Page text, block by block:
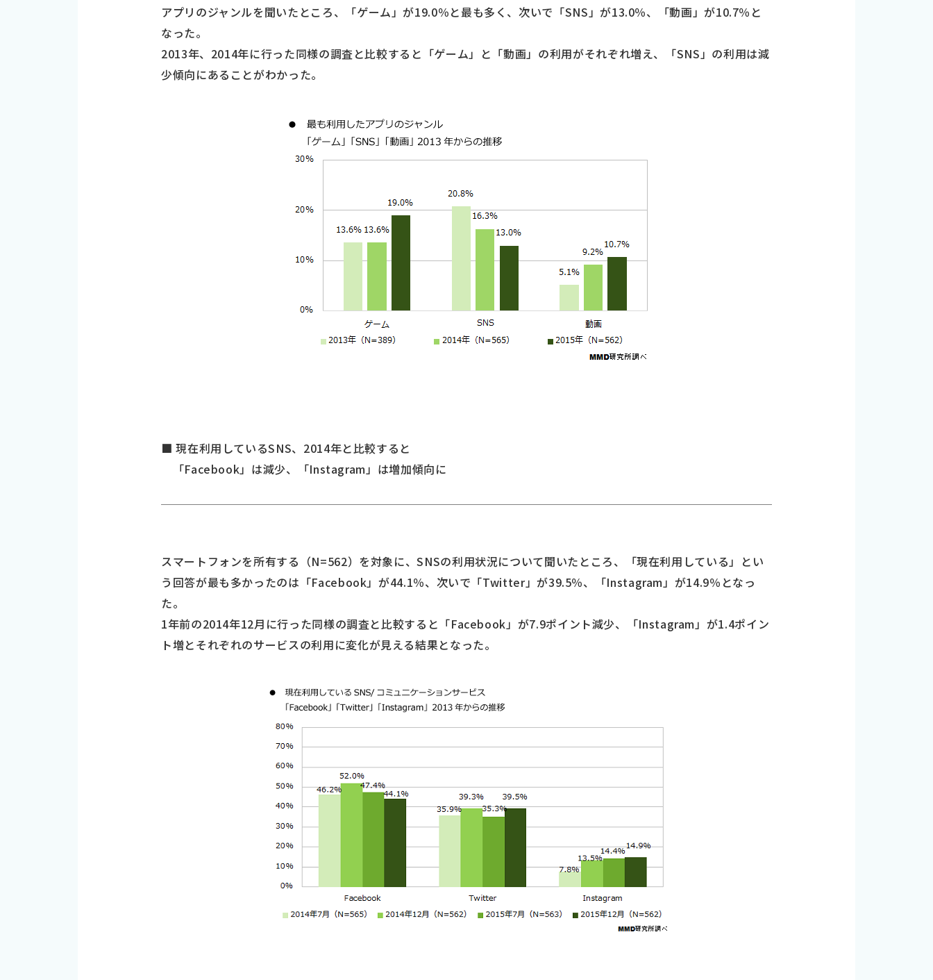
アプリのジャンルを聞いたところ、「ゲーム」が19.0％と最も多く、次いで「SNS」が13.0％、「動画」が10.7％と
なった。
2013年、2014年に行った同様の調査と比較すると「ゲーム」と「動画」の利用がそれぞれ増え、「SNS」の利用は減
少傾向にあることがわかった。
■ 現在利用しているSNS、2014年と比較すると
「Facebook」は減少、「Instagram」は増加傾向に
スマートフォンを所有する（N=562）を対象に、SNSの利用状況について聞いたところ、「現在利用している」とい
う回答が最も多かったのは「Facebook」が44.1％、次いで「Twitter」が39.5％、「Instagram」が14.9％となっ
た。
1年前の2014年12月に行った同様の調査と比較すると「Facebook」が7.9ポイント減少、「Instagram」が1.4ポイン
ト増とそれぞれのサービスの利用に変化が見える結果となった。